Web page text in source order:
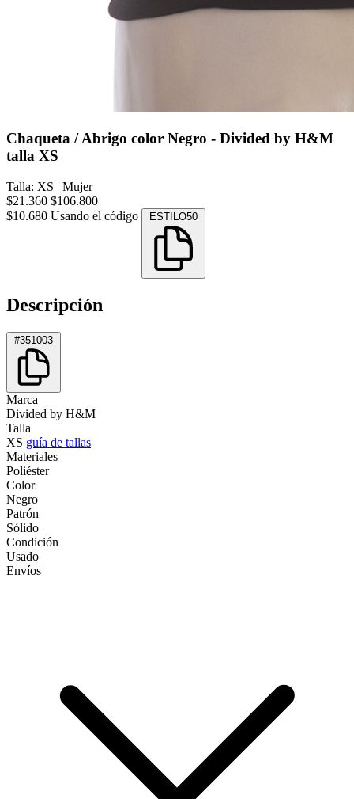
Chaqueta / Abrigo color Negro - Divided by H&M
talla XS
Talla: XS | Mujer
$21.360 $106.800
$10.680 Usando el código ESTILO50
Descripción
#351003
Marca
Divided by H&M
Talla
XS guía de tallas
Materiales
Poliéster
Color
Negro
Patrón
Sólido
Condición
Usado
Envíos